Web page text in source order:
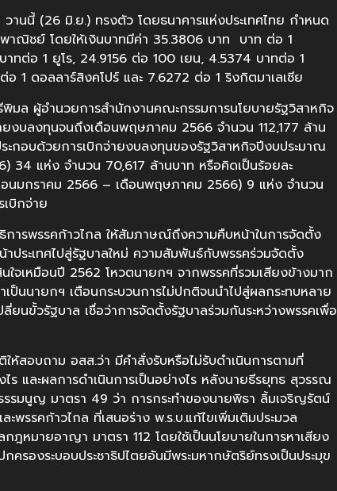
านนี้ (26 มิ.ย.) ทรงตัว โดยธนาคารแห่งประเทศไทย กำหนด
าณิชย์ โดยให้เงินบาทมีค่า 35.3806 บาท บาท ต่อ 1
ทต่อ 1 ยูโร, 24.9156 ต่อ 100 เยน, 4.5374 บาทต่อ 1
1 ดอลลาร์สิงคโปร์ และ 7.6272 ต่อ 1 ริงกิตมาเลเซีย
มล ผู้อำนวยการสำนักงานคณะกรรมการนโยบายรัฐวิสาหกิจ
งบลงทุนจนถึงเดือนพฤษภาคม 2566 จำนวน 112,177 ล้าน
ะกอบด้วยการเบิกจ่ายงบลงทุนของรัฐวิสาหกิจปีงบประมาณ
แห่ง จำนวน 70,617 ล้านบาท หรือคิดเป็นร้อยละ
นมกราคม 2566 – เดือนพฤษภาคม 2566) 9 แห่ง จำนวน
บิกจ่าย
การพรรคก้าวไกล ให้สัมภาษณ์ถึงความคืบหน้าในการจัดตั้ง
ประเทศไปสู่รัฐบาลใหม่ ความสัมพันธ์กับพรรคร่วมจัดตั้ง
จเหมือนปี 2562 โหวตนายกฯ จากพรรคที่รวมเสียงข้างมาก
ป็นนายกฯ เตือนกระบวนการไม่ปกติจนนำไปสู่ผลกระทบหลาย
นขั้วรัฐบาล เชื่อว่าการจัดตั้งรัฐบาลร่วมกันระหว่างพรรคเพื่อ
สอบถาม อสส.ว่า มีคำสั่งรับหรือไม่รับดำเนินการตามที่
และผลการดำเนินการเป็นอย่างไร หลังนายธีรยุทธ สุวรรณ
รมนูญ มาตรา 49 ว่า การกระทำของนายพิธา ลิ้มเจริญรัตน์
รรคก้าวไกล ที่เสนอร่าง พ.ร.บ.แก้ไขเพิ่มเติมประมวล
หมายอาญา มาตรา 112 โดยใช้เป็นนโยบายในการหาเสียง
รองระบอบประชาธิปไตยอันมีพระมหากษัตริย์ทรงเป็นประมุข